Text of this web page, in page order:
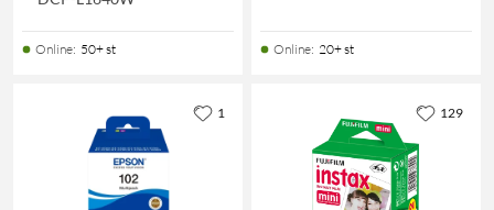
Online: 50+ st Online: 20+ st
1 129